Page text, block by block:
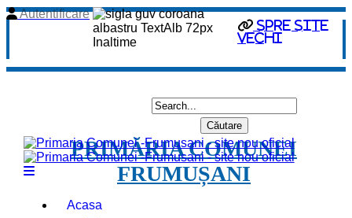
spre site
vechi
Autentificare
PRIMĂRIA COMUNEI
FRUMUȘANI
Acasa